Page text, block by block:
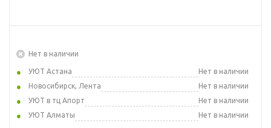
Нет в наличии
УЮТ Астана
Нет в наличии
Новосибирск, Лента
Нет в наличии
УЮТ в тц Апорт
Нет в наличии
УЮТ Алматы
Нет в наличии